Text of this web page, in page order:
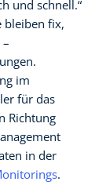
und schnell.“
bleiben fix,
im
für das
Richtung
in der
.